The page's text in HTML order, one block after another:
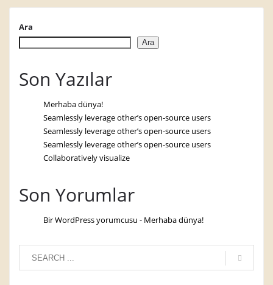
Ara
Ara
Son Yazılar
Merhaba dünya!
Seamlessly leverage other’s open-source users
Seamlessly leverage other’s open-source users
Seamlessly leverage other’s open-source users
Collaboratively visualize
Son Yorumlar
Bir WordPress yorumcusu - Merhaba dünya!